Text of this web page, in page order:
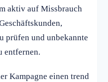
aktiv auf Missbrauch
prüfen und unbekannte
entfernen.
Kampagne einen trend